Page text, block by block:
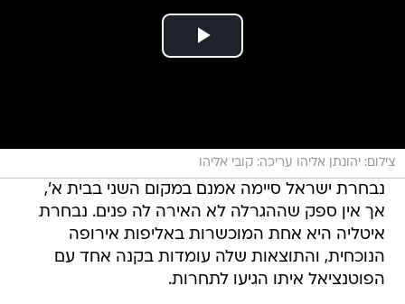
צילום: יהונתן אליהו עריכה: קובי אליהו
נבחרת ישראל סיימה אמנם במקום השני בבית א',
אך אין ספק שההגרלה לא האירה לה פנים. נבחרת
איטליה היא אחת המוכשרות באליפות אירופה
הנוכחית, והתוצאות שלה עומדות בקנה אחד עם
הפוטנציאל איתו הגיעו לתחרות.